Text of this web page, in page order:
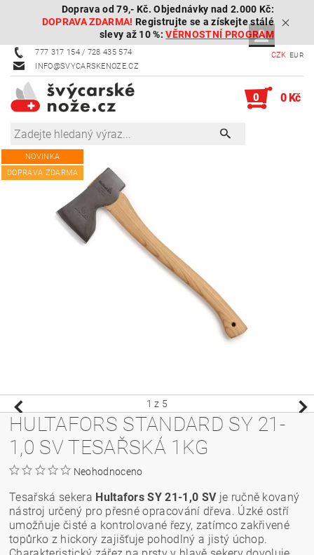
Doprava od 79,- Kč. Objednávky nad 2.000 Kč:
DOPRAVA ZDARMA! Registrujte se a získejte stálé
slevy až 10 %:VĚRNOSTNÍ PROGRAM
777 317 154 / 728 435 574
INFO@SVYCARSKENOZE.CZ
CZK EUR
0 0 Kč
NOVINKA
DOPRAVA ZDARMA
1 z 5
HULTAFORS STANDARD SY 21-
1,0 SV TESAŘSKÁ 1KG
Neohodnoceno
Tesařská sekera Hultafors SY 21-1,0 SVje ručně kovaný
nástroj určený pro přesné opracování dřeva. Úzké ostří
umožňuje čisté a kontrolované řezy, zatímco zakřivené
topůrko z hickory zajišťuje pohodlný a jistý úchop.